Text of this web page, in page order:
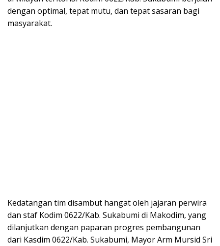
dengan optimal, tepat mutu, dan tepat sasaran bagi
masyarakat.
​Kedatangan tim disambut hangat oleh jajaran perwira
dan staf Kodim 0622/Kab. Sukabumi di Makodim, yang
dilanjutkan dengan paparan progres pembangunan
dari Kasdim 0622/Kab. Sukabumi, Mayor Arm Mursid Sri